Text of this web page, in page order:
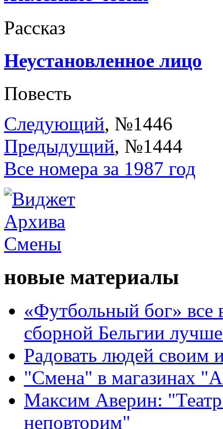
Рассказ
Неустановленное лицо
Повесть
Следующий, №1446
Предыдущий, №1444
Все номера за 1987 год
новые материалы
«Футбольный бог» все
сборной Бельгии
Радовать людей своим
"Смена" в магазинах
Максим Аверин:
неповторим"